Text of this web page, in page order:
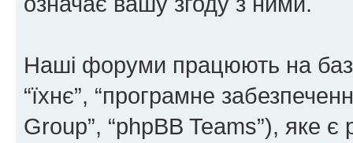
Наші форуми працюють на
“їхнє”, “програмне
Group”, “phpBB Teams”), яке